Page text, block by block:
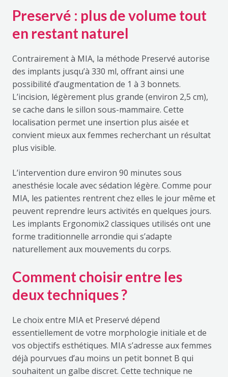
Preservé : plus de volume tout
en restant naturel
Contrairement à MIA, la méthode Preservé autorise
des implants jusqu’à 330 ml, offrant ainsi une
possibilité d’augmentation de 1 à 3 bonnets.
L’incision, légèrement plus grande (environ 2,5 cm),
se cache dans le sillon sous-mammaire. Cette
localisation permet une insertion plus aisée et
convient mieux aux femmes recherchant un résultat
plus visible.
L’intervention dure environ 90 minutes sous
anesthésie locale avec sédation légère. Comme pour
MIA, les patientes rentrent chez elles le jour même et
peuvent reprendre leurs activités en quelques jours.
Les implants Ergonomix2 classiques utilisés ont une
forme traditionnelle arrondie qui s’adapte
naturellement aux mouvements du corps.
Comment choisir entre les
deux techniques ?
Le choix entre MIA et Preservé dépend
essentiellement de votre morphologie initiale et de
vos objectifs esthétiques. MIA s’adresse aux femmes
déjà pourvues d’au moins un petit bonnet B qui
souhaitent un galbe discret. Cette technique ne